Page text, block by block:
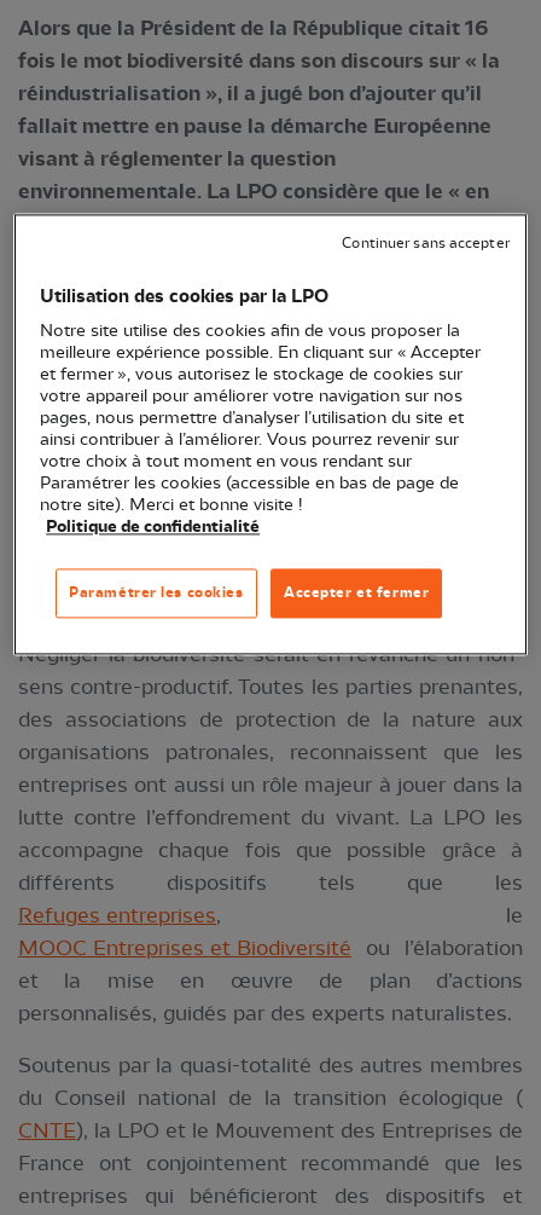
Alors que la Président de la République citait 16
fois le mot biodiversité dans son discours sur « la
réindustrialisation », il a jugé bon d’ajouter qu’il
fallait mettre en pause la démarche Européenne
visant à réglementer la question
environnementale. La LPO considère que le « en
même temps » ne peut être acceptable alors que le
priorités à traiter en urgence.
Le projet de loi sur l’industrie verte,
essentiellement axé sur la réduction de l’empreinte
carbone des usines françaises, sera présenté en
Conseil des Ministres le 17 mai. Accompagner
l'industrie, qui représente aujourd’hui près de 20%
des émissions de gaz à effet de serre en France,
dans la décarbonation, est un objectif louable et
essentiel dans la lutte contre le changement
climatique.
Négliger la biodiversité serait en revanche un non-
sens contre-productif. Toutes les parties prenantes,
des associations de protection de la nature aux
organisations patronales,
reconnaissent que les
entreprises ont aussi un rôle majeur à jouer dans la
lutte contre l’effondrement du vivant. La LPO les
accompagne chaque fois que possible grâce à
différents dispositifs tels que les
Refuges entreprises, le
MOOC Entreprises et Biodiversité ou l’élaboration
et la mise en œuvre de plan d’actions
personnalisés, guidés par des experts naturalistes.
Soutenus par la quasi-totalité des autres membres
du Conseil national de la transition écologique (
CNTE), la LPO et le Mouvement des Entreprises de
France ont conjointement recommandé que les
entreprises qui bénéficieront des dispositifs et
Utilisation des cookies par la LPO
Notre site utilise des cookies afin de vous proposer la
meilleure expérience possible. En cliquant sur « Accepter
et fermer », vous autorisez le stockage de cookies sur
votre appareil pour améliorer votre navigation sur nos
pages, nous permettre d’analyser l’utilisation du site et
ainsi contribuer à l’améliorer. Vous pourrez revenir sur
votre choix à tout moment en vous rendant sur
Paramétrer les cookies (accessible en bas de page de
notre site). Merci et bonne visite !
Politique de confidentialité
Accepter et fermer
Paramétrer les cookies
Continuer sans accepter